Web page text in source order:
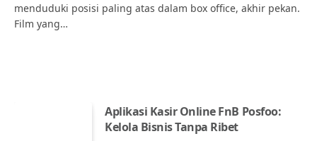
menduduki posisi paling atas dalam box office, akhir pekan.
Film yang…
Aplikasi Kasir Online FnB Posfoo:
Kelola Bisnis Tanpa Ribet